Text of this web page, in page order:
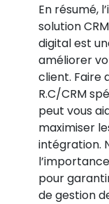
En résumé,
solution
digital est
améliorer
client. Faire
R.C/CRM
peut vous
maximiser
intégration.
pour
de gestion